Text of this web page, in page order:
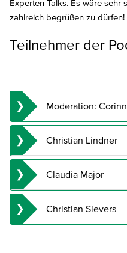
Experten-Talks. Es wäre sehr
zahlreich begrüßen zu dürfen!
Teilnehmer der
Moderation:
Wirtschaftsjournalistin
n-tv Moderatorin
Christian Lindner
Unternehmer und Publizist,
Bundesfinanzminister a.D.
Claudia Major
Senior Vice Präsident for
Executive Teams beim
States (GMF)
Christian Sievers